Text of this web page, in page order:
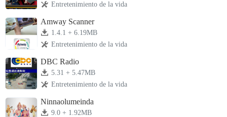
Entretenimiento de la vida
Amway Scanner
1.4.1 + 6.19MB
Entretenimiento de la vida
DBC Radio
5.31 + 5.47MB
Entretenimiento de la vida
Ninnaolumeinda
9.0 + 1.92MB